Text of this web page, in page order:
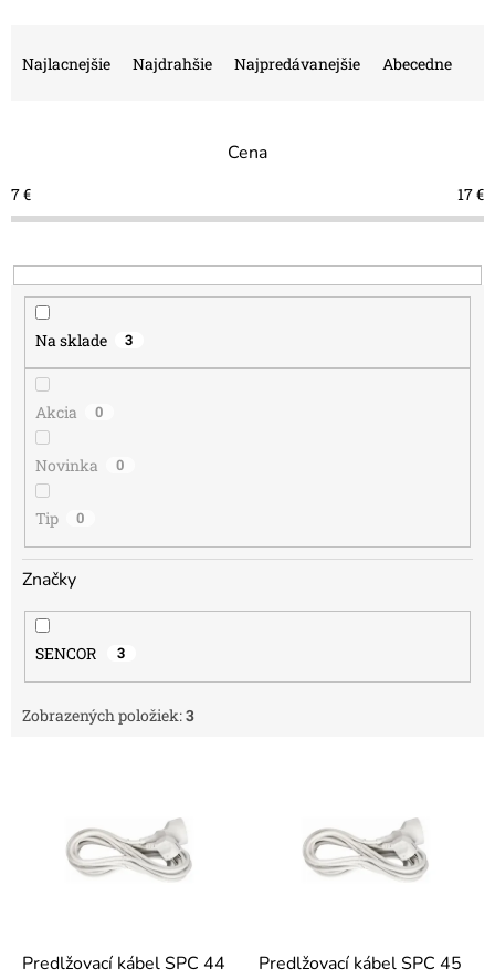
e
p
r
d
Najlacnejšie Najdrahšie Najpredávanejšie Abecedne
Cena
7€ 17€
Na sklade 3
Akcia 0
Novinka 0
Tip 0
Značky
SENCOR 3
Zobrazených položiek:3
Predlžovací kábel SPC 44 Predlžovací kábel SPC 45